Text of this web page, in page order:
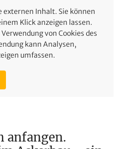
externen Inhalt. Sie können
Klick anzeigen lassen.
von Cookies des
kann Analysen,
umfassen.
anfangen.